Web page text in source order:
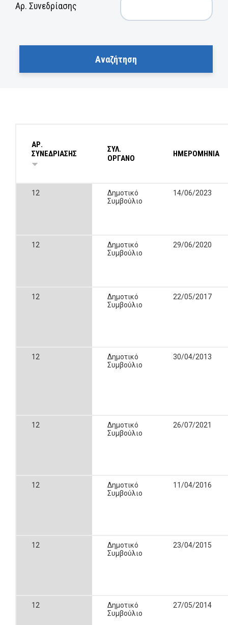
Αρ. Συνεδρίασης
ΑΡ.
ΣΥΝΕΔΡΙΑΣΗΣ
ΣΥΛ.
ΟΡΓΑΝΟ
ΗΜΕΡΟΜΗΝΙΑ
12
Δημοτικό
Συμβούλιο
14/06/2023
12
Δημοτικό
Συμβούλιο
29/06/2020
12
Δημοτικό
Συμβούλιο
22/05/2017
12
Δημοτικό
Συμβούλιο
30/04/2013
12
Δημοτικό
Συμβούλιο
26/07/2021
12
Δημοτικό
Συμβούλιο
11/04/2016
12
Δημοτικό
Συμβούλιο
23/04/2015
12
Δημοτικό
Συμβούλιο
27/05/2014